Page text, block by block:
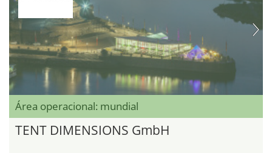
Área operacional: mundial
TENT DIMENSIONS GmbH